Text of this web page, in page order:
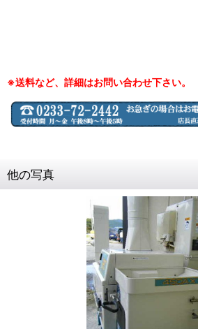
※送料など、詳細はお問い合わせ下さい。
他の写真